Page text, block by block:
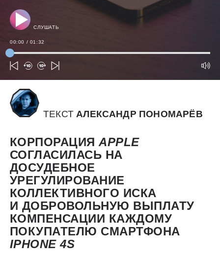
СЛУШАТЬ
00:00 / 01:32
ТЕКСТ АЛЕКСАНДР ПОНОМАРЁВ
КОРПОРАЦИЯAPPLE
СОГЛАСИЛАСЬ НА
ДОСУДЕБНОЕ
УРЕГУЛИРОВАНИЕ
КОЛЛЕКТИВНОГО ИСКА
И ДОБРОВОЛЬНУЮ ВЫПЛАТУ
КОМПЕНСАЦИИ КАЖДОМУ
ПОКУПАТЕЛЮ СМАРТФОНА
IPHONE 4S